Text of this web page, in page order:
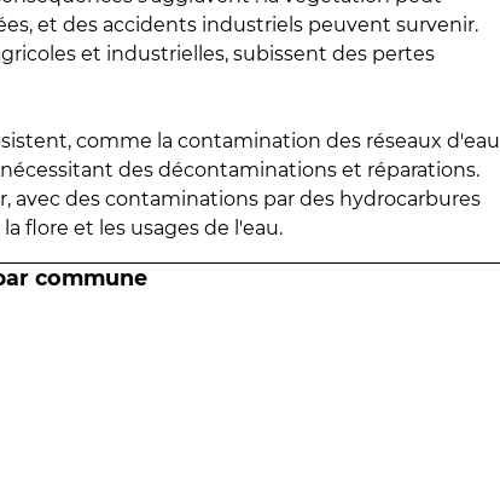
et des accidents industriels peuvent survenir.
et industrielles, subissent des pertes
comme la contamination des réseaux d'eau
des décontaminations et réparations.
avec des contaminations par des hydrocarbures
flore et les usages de l'eau.
commune